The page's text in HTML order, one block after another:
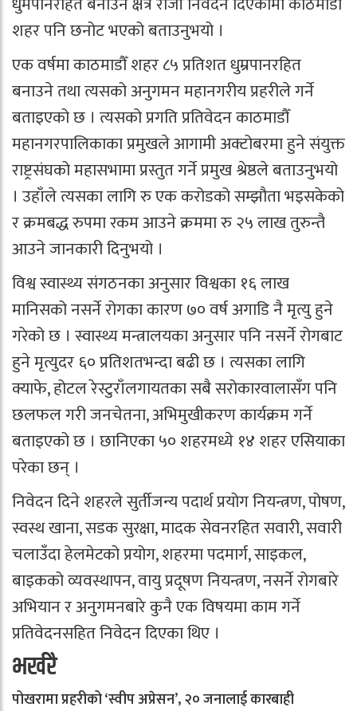
शहर पनि छनोट भएको बताउनुभयो ।
एक वर्षमा काठमाडौँ शहर ८५ प्रतिशत धुम्रपानरहित
बनाउने तथा त्यसको अनुगमन महानगरीय प्रहरीले गर्ने
बताइएको छ । त्यसको प्रगति प्रतिवेदन काठमाडौँ
महानगरपालिकाका प्रमुखले आगामी अक्टोबरमा हुने संयुक्त
राष्ट्रसंघको महासभामा प्रस्तुत गर्ने प्रमुख श्रेष्ठले बताउनुभयो
। उहाँले त्यसका लागि रु एक करोडको सम्झौता भइसकेको
र क्रमबद्ध रुपमा रकम आउने क्रममा रु २५ लाख तुरुन्तै
आउने जानकारी दिनुभयो ।
विश्व स्वास्थ्य संगठनका अनुसार विश्वका १६ लाख
मानिसको नसर्ने रोगका कारण ७० वर्ष अगाडि नै मृत्यु हुने
गरेको छ । स्वास्थ्य मन्त्रालयका अनुसार पनि नसर्ने रोगबाट
हुने मृत्युदर ६० प्रतिशतभन्दा बढी छ । त्यसका लागि
क्याफे, होटल रेस्टुराँलगायतका सबै सरोकारवालासँग पनि
छलफल गरी जनचेतना, अभिमुखीकरण कार्यक्रम गर्ने
बताइएको छ । छानिएका ५० शहरमध्ये १४ शहर एसियाका
परेका छन् ।
निवेदन दिने शहरले सुर्तीजन्य पदार्थ प्रयोग नियन्त्रण, पोषण,
स्वस्थ खाना, सडक सुरक्षा, मादक सेवनरहित सवारी, सवारी
चलाउँदा हेलमेटको प्रयोग, शहरमा पदमार्ग, साइकल,
बाइकको व्यवस्थापन, वायु प्रदूषण नियन्त्रण, नसर्ने रोगबारे
अभियान र अनुगमनबारे कुनै एक विषयमा काम गर्ने
प्रतिवेदनसहित निवेदन दिएका थिए ।
भर्खरै
पोखरामा प्रहरीको ‘स्वीप अप्रेसन’, २० जनालाई कारबाही